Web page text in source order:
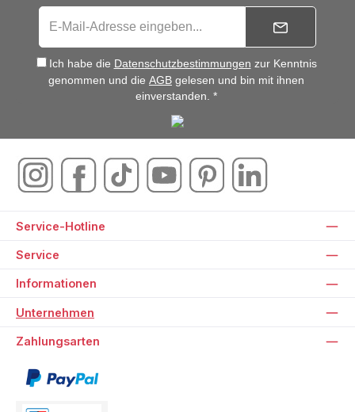
Ich habe die Datenschutzbestimmungen zur Kenntnis
genommen und die AGB gelesen und bin mit ihnen
einverstanden. *
Service-Hotline
Service
Informationen
Unternehmen
Zahlungsarten